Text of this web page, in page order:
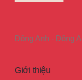
Đông Anh - Đông
Giới thiệu